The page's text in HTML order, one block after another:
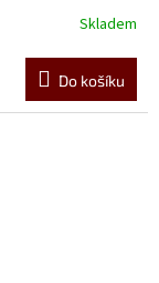
Skladem
Do košíku